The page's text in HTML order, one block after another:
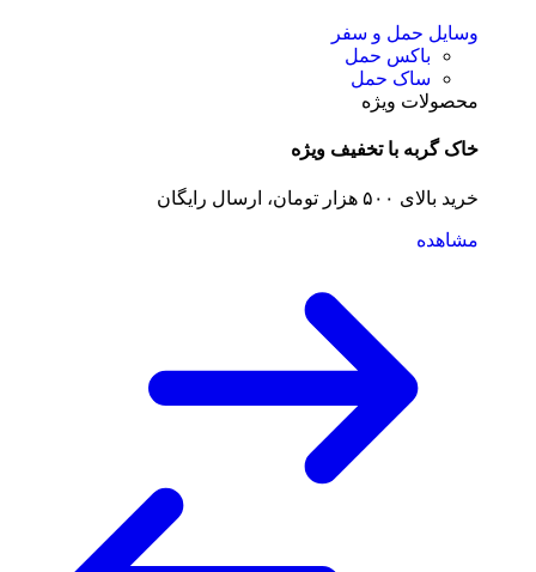
وسایل حمل و سفر
باکس حمل
ساک حمل
محصولات ویژه
خاک گربه با تخفیف ویژه
خرید بالای ۵۰۰ هزار تومان، ارسال رایگان
مشاهده